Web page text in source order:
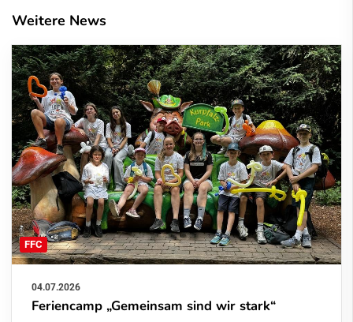
Weitere News
FFC
04.07.2026
Feriencamp „Gemeinsam sind wir stark“